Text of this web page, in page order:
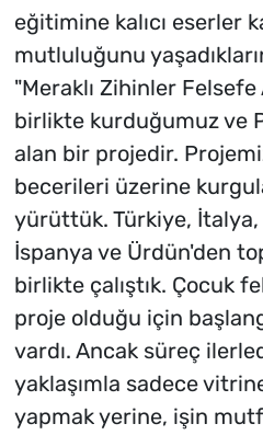
eğitimine kalıcı eserler
mutluluğunu
"Meraklı Zihinler
birlikte kurduğumuz ve
alan bir projedir.
becerileri üzerine
yürüttük. Türkiye,
İspanya ve Ürdün'den
birlikte çalıştık. Çocuk
proje olduğu için
vardı. Ancak süreç
yaklaşımla sadece
yapmak yerine, işin